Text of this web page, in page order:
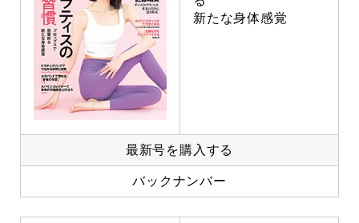
新たな身体感覚
最新号を購入する
バックナンバー